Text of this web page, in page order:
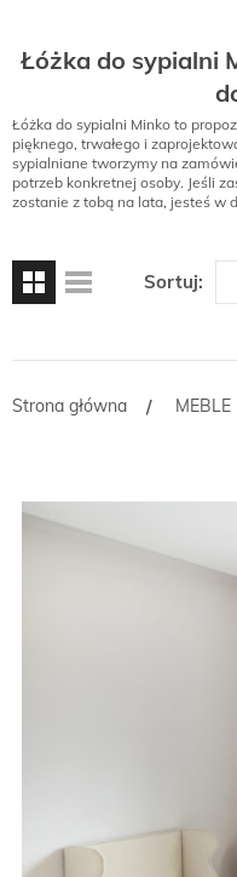
Łóżka do sypialni
Łóżka do sypialni Minko to
pięknego, trwałego i
sypialniane tworzymy na
potrzeb konkretnej osoby. Jeśli
zostanie z tobą na lata, jesteś w
Sortuj:
Strona główna / MEBLE